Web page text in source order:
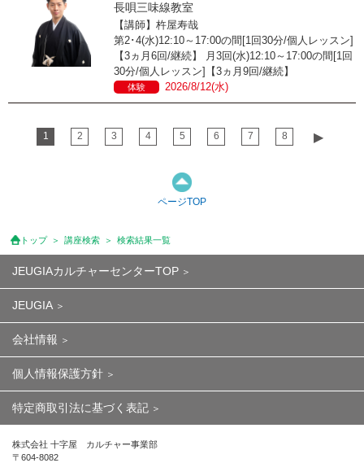
長唄三味線教室
【講師】杵屋寿哉
第2･4(水)12:10～17:00の間[1回30分/個人レッスン]
【3ヵ月6回/継続】 月3回(水)12:10～17:00の間[1回
30分/個人レッスン]【3ヵ月9回/継続】
体験 2026/8/12(水)
1 2 3 4 5 6 7 8 ▶︎
ページTOP
トップ 講座検索 検索結果一覧
JEUGIAカルチャーセンターTOP
JEUGIA
会社情報
個人情報保護方針
特定商取引法に基づく表記
株式会社 十字屋 カルチャー事業部
〒604-8082